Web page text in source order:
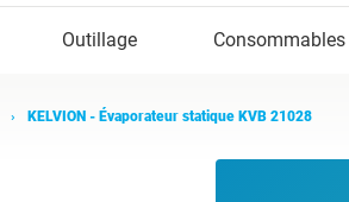
Outillage Consommables
KELVION - Évaporateur statique KVB 21028